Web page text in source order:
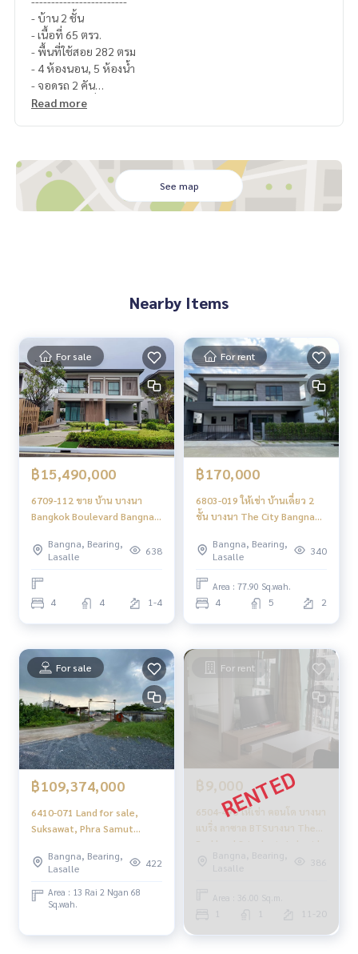
- บ้าน 2 ชั้น
- เนื้อที่ 65 ตรว.
- พื้นที่ใช้สอย 282 ตรม
- 4 ห้องนอน, 5 ห้องน้ำ
- จอดรถ 2 คัน
- เฟอร์และเครื่องใช้ไฟฟ้าครบ
Line Add Click :
https://lin.ee/C4eqRVC
(ไทย) K.เอ็กซ์ ปริณวัชญณ์
095-645-9656
(Eng) K.Belle
098-6542399
Read more
See map
Nearby Items
For sale
฿15,490,000
6709-112 ขาย บ้าน บางนา
Bangkok Boulevard Bangna
Bangna, Bearing,
Lasalle
638
4 4 1-4
For rent
฿170,000
6803-019 ให้เช่า บ้านเดี่ยว 2
ชั้น บางนา The City Bangna
Bangna, Bearing,
Lasalle
340
Area : 77.90 Sq.wah.
4 5 2
For sale
฿109,374,000
6410-071 Land for sale,
Suksawat, Phra Samut
partially filled, 1 purple
plan, far from the
community.
Bangna, Bearing,
Lasalle
422
Area : 13 Rai 2 Ngan 68
Sq.wah.
For rent
฿9,000
6504-490 ให้เช่า คอนโด บางนา
แบริ่ง ลาซาล BTSบางนา The
Parkland Srinakarin Lakeside
1นอน วิวสระ
Bangna, Bearing,
Lasalle
386
Area : 36.00 Sq.m.
1 1 11-20